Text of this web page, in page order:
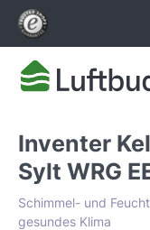
springen
Inventer
Sylt WRG
Schimmel- und
gesundes Klima